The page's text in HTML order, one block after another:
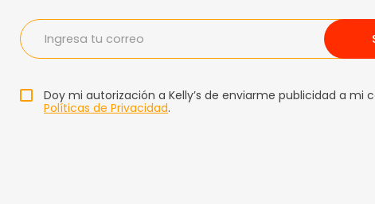
Doy mi autorización a Kelly’s de enviarme publicidad a mi
Políticas de Privacidad.